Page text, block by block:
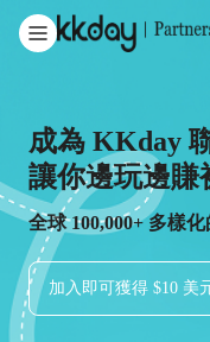
成為 KKday
讓你邊玩邊賺
全球 100,000+ 多樣
加入即可獲得 $10 美